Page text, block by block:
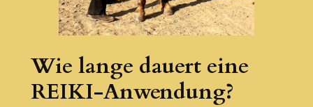
Wie lange dauert eine
REIKI-Anwendung?